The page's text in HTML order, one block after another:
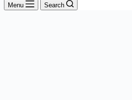
Menu Search